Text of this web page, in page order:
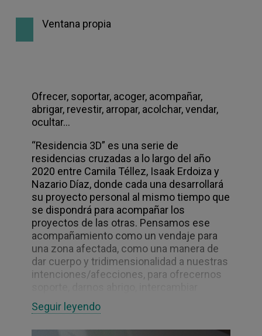
Ventana propia
Ofrecer, soportar, acoger, acompañar,
abrigar, revestir, arropar, acolchar, vendar,
ocultar…
“Residencia 3D” es una serie de
residencias cruzadas a lo largo del año
2020 entre Camila Téllez, Isaak Erdoiza y
Nazario Díaz, donde cada una desarrollará
su proyecto personal al mismo tiempo que
se dispondrá para acompañar los
proyectos de las otras. Pensamos ese
acompañamiento como un vendaje para
una zona afectada, como una manera de
dar cuerpo y tridimensionalidad a nuestras
intenciones/afecciones, para ofrecernos
materiales, ahondar en nuestros territorios
de deseo, sumando capas que en su
Seguir leyendo